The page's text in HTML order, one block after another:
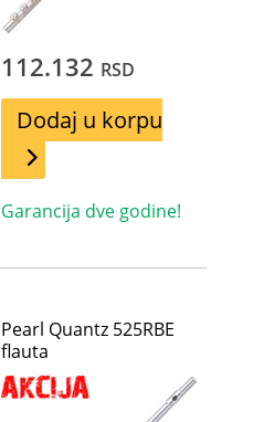
112.132 RSD
Dodaj u korpu
Garancija dve godine!
Pearl Quantz 525RBE
flauta